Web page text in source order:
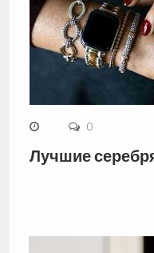
0
Лучшие